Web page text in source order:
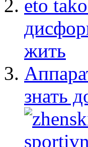
жить
знать